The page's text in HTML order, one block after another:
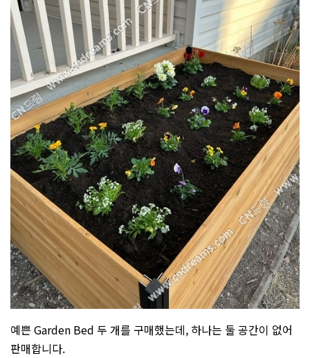
예쁜 Garden Bed 두 개를 구매했는데, 하나는 둘 공간이 없어
판매합니다.